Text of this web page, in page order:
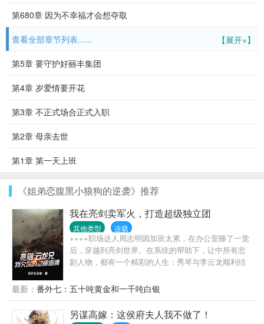
第680章 因为不幸福才会想夺取
【展开+】
查看全部章节列表......
第5章 要守护好丽丰集团
第4章 岁爱情要开花
第3章 不正式场合正式入职
第2章 母亲去世
第1章 第一天上班
《姐弟恋腹黑小狼狗的逆袭》推荐
我在亮剑卖军火，打造超级独立团
其他类型 连载
++++职场达人周志明因加班太累，在办公室睡了一觉
后，穿越到亮剑世界。在系统的帮助下，让中所有悲
剧人物，都有一个精彩的人生：秀琴与李云龙顺利结
揍小鬼子；孙德胜成了坦克连连长，与小鬼子坦克对
决；独立团喜子成了八路军386旅头号神枪手，狙杀日
军少将；警卫员魏大勇率部队剿灭黑云寨，亲手击毙
山猫子。……
最新： 番外七：五十吨黄金和一千吨白银
另谋高嫁：这侯府夫人我不做了！